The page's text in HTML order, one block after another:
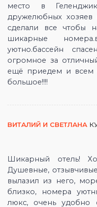
место в
дружелюбных
сделали все чтобы
шикарные
уютно.бассейн
огромное за
ещё приедем и всем
большое!!!!
ВИТАЛИЙ И СВЕТЛАНА
Шикарный отель!
Душевные,
вылазил из него,
близко, номера
люкс, очень удобно